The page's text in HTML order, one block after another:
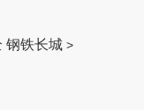
钢铁长城 >